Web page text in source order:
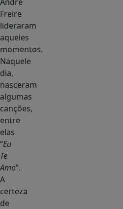
Freire
lideraram
aqueles
momentos.
Naquele
dia,
nasceram
algumas
canções,
entre
elas
“Eu
Te
Amo”.
A
certeza
de